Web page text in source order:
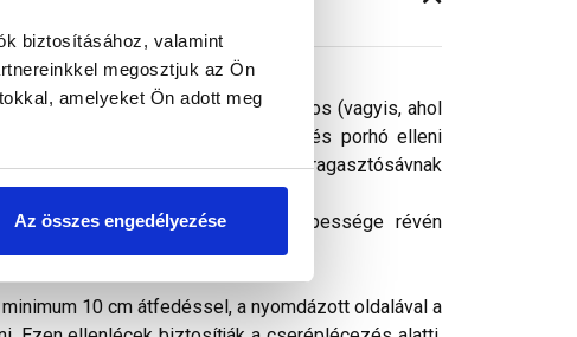
biztosításához, valamint
megosztjuk az Ön
amelyeket Ön adott meg
Az összes engedélyezése
illetve nem nyílthézagos (vagyis, ahol
falburkolat alá bejutó nedvesség és porhó elleni
alátétrétegként. A kétoldali ragasztósávnak
lehetővé.
Anyagának páraáteresztő képessége révén
10 cm átfedéssel, a nyomdázott oldalával a